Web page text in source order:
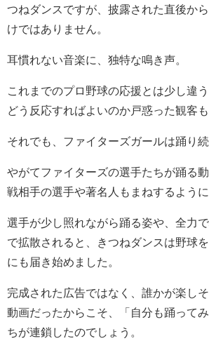
つねダンスですが、披露された直後か
けではありません。
耳慣れない音楽に、独特な鳴き声。
これまでのプロ野球の応援とは少し違
どう反応すればよいのか戸惑った観客も
それでも、ファイターズガールは踊り続
やがてファイターズの選手たちが踊る
戦相手の選手や著名人もまねするように
選手が少し照れながら踊る姿や、全力
で拡散されると、きつねダンスは野球
にも届き始めました。
完成された広告ではなく、誰かが楽し
動画だったからこそ、「自分も踊って
ちが連鎖したのでしょう。